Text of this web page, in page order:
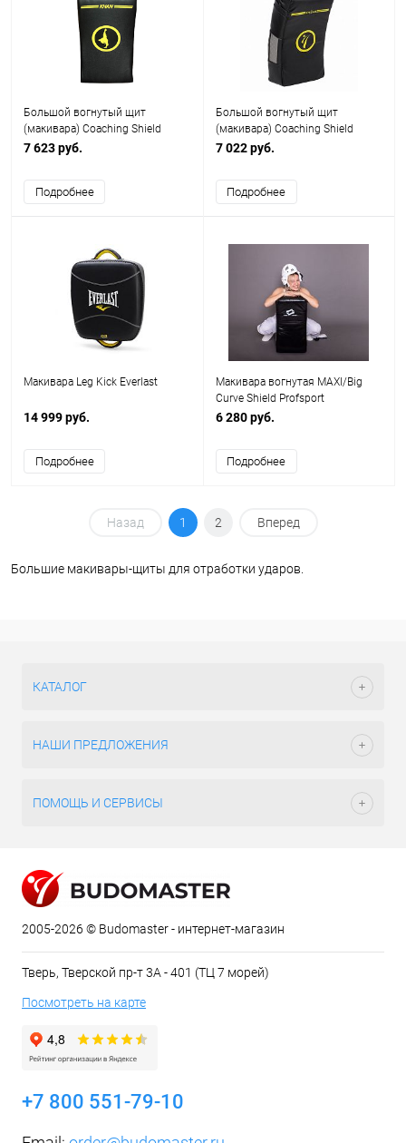
Большой вогнутый щит
(макивара) Coaching Shield
E11055 Khan
7 623 руб.
Подробнее
Большой вогнутый щит
(макивара) Coaching Shield
EC2024S Khan
7 022 руб.
Подробнее
Макивара Leg Kick Everlast
14 999 руб.
Подробнее
Макивара вогнутая MAXI/Big
Curve Shield Profsport
6 280 руб.
Подробнее
Назад 1 2 Вперед
Большие макивары-щиты для отработки ударов.
КАТАЛОГ
НАШИ ПРЕДЛОЖЕНИЯ
ПОМОЩЬ И СЕРВИСЫ
2005-2026 © Budomaster - интернет-магазин
Тверь, Тверской пр-т 3А - 401 (ТЦ 7 морей)
Посмотреть на карте
+7 800 551-79-10